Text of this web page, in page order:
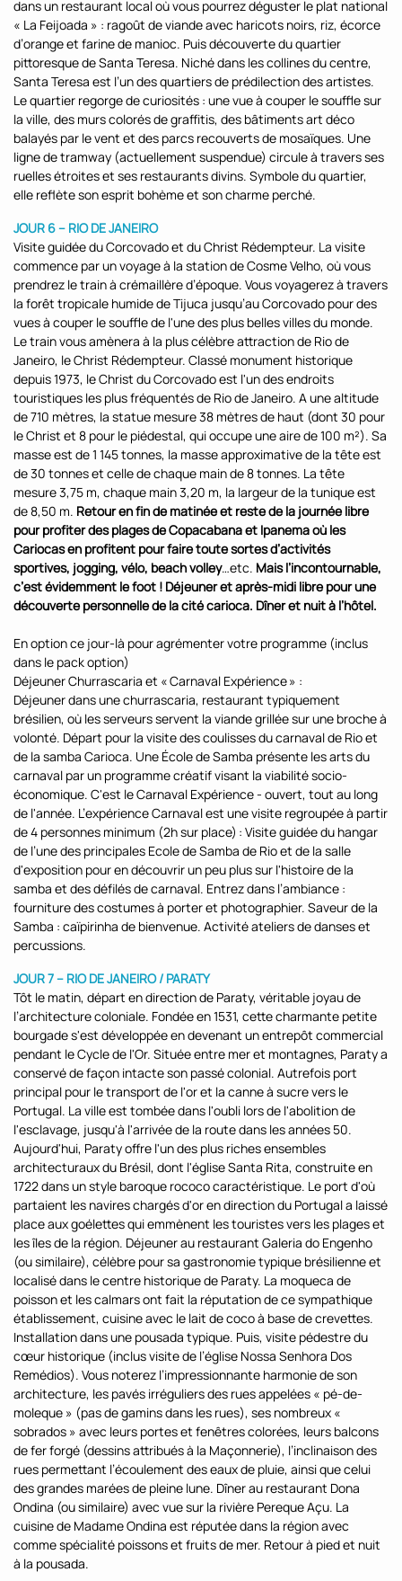
dans un restaurant local où vous pourrez déguster le plat national
« La Feijoada » : ragoût de viande avec haricots noirs, riz, écorce
d’orange et farine de manioc. Puis découverte du quartier
pittoresque de Santa Teresa. Niché dans les collines du centre,
Santa Teresa est l’un des quartiers de prédilection des artistes.
Le quartier regorge de curiosités : une vue à couper le souffle sur
la ville, des murs colorés de graffitis, des bâtiments art déco
balayés par le vent et des parcs recouverts de mosaïques. Une
ligne de tramway (actuellement suspendue) circule à travers ses
ruelles étroites et ses restaurants divins. Symbole du quartier,
elle reflète son esprit bohème et son charme perché.
JOUR 6 – RIO DE JANEIRO
Visite guidée du Corcovado et du Christ Rédempteur. La visite
commence par un voyage à la station de Cosme Velho, où vous
prendrez le train à crémaillère d’époque. Vous voyagerez à travers
la forêt tropicale humide de Tijuca jusqu’au Corcovado pour des
vues à couper le souffle de l'une des plus belles villes du monde.
Le train vous amènera à la plus célèbre attraction de Rio de
Janeiro, le Christ Rédempteur. Classé monument historique
depuis 1973, le Christ du Corcovado est l'un des endroits
touristiques les plus fréquentés de Rio de Janeiro. A une altitude
de 710 mètres, la statue mesure 38 mètres de haut (dont 30 pour
le Christ et 8 pour le piédestal, qui occupe une aire de 100 m²). Sa
masse est de 1 145 tonnes, la masse approximative de la tête est
de 30 tonnes et celle de chaque main de 8 tonnes. La tête
mesure 3,75 m, chaque main 3,20 m, la largeur de la tunique est
de 8,50 m. Retour en fin de matinée et reste de la journée libre
pour profiter des plages de Copacabana et Ipanema où les
Cariocas en profitent pour faire toute sortes d’activités
sportives, jogging, vélo, beach volley…etc. Mais l’incontournable,
c’est évidemment le foot ! Déjeuner et après-midi libre pour une
découverte personnelle de la cité carioca. Dîner et nuit à l’hôtel.
En option ce jour-là pour agrémenter votre programme (inclus
dans le pack option)
Déjeuner Churrascaria et « Carnaval Expérience » :
Déjeuner dans une churrascaria, restaurant typiquement
brésilien, où les serveurs servent la viande grillée sur une broche à
volonté. Départ pour la visite des coulisses du carnaval de Rio et
de la samba Carioca. Une École de Samba présente les arts du
carnaval par un programme créatif visant la viabilité socio-
économique. C'est le Carnaval Expérience - ouvert, tout au long
de l'année. L’expérience Carnaval est une visite regroupée à partir
de 4 personnes minimum (2h sur place) : Visite guidée du hangar
de l’une des principales Ecole de Samba de Rio et de la salle
d'exposition pour en découvrir un peu plus sur l'histoire de la
samba et des défilés de carnaval. Entrez dans l’ambiance :
fourniture des costumes à porter et photographier. Saveur de la
Samba : caïpirinha de bienvenue. Activité ateliers de danses et
percussions.
JOUR 7 – RIO DE JANEIRO / PARATY
Tôt le matin, départ en direction de Paraty, véritable joyau de
l’architecture coloniale. Fondée en 1531, cette charmante petite
bourgade s'est développée en devenant un entrepôt commercial
pendant le Cycle de l'Or. Située entre mer et montagnes, Paraty a
conservé de façon intacte son passé colonial. Autrefois port
principal pour le transport de l'or et la canne à sucre vers le
Portugal. La ville est tombée dans l'oubli lors de l'abolition de
l'esclavage, jusqu'à l'arrivée de la route dans les années 50.
Aujourd'hui, Paraty offre l'un des plus riches ensembles
architecturaux du Brésil, dont l'église Santa Rita, construite en
1722 dans un style baroque rococo caractéristique. Le port d'où
partaient les navires chargés d'or en direction du Portugal a laissé
place aux goélettes qui emmènent les touristes vers les plages et
les îles de la région. Déjeuner au restaurant Galeria do Engenho
(ou similaire), célèbre pour sa gastronomie typique brésilienne et
localisé dans le centre historique de Paraty. La moqueca de
poisson et les calmars ont fait la réputation de ce sympathique
établissement, cuisine avec le lait de coco à base de crevettes.
Installation dans une pousada typique. Puis, visite pédestre du
cœur historique (inclus visite de l’église Nossa Senhora Dos
Remédios). Vous noterez l’impressionnante harmonie de son
architecture, les pavés irréguliers des rues appelées « pé-de-
moleque » (pas de gamins dans les rues), ses nombreux «
sobrados » avec leurs portes et fenêtres colorées, leurs balcons
de fer forgé (dessins attribués à la Maçonnerie), l’inclinaison des
rues permettant l’écoulement des eaux de pluie, ainsi que celui
des grandes marées de pleine lune. Dîner au restaurant Dona
Ondina (ou similaire) avec vue sur la rivière Pereque Açu. La
cuisine de Madame Ondina est réputée dans la région avec
comme spécialité poissons et fruits de mer. Retour à pied et nuit
à la pousada.